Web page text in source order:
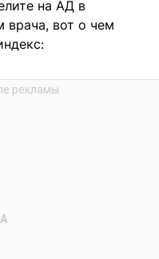
на АД в
врача, вот о чем